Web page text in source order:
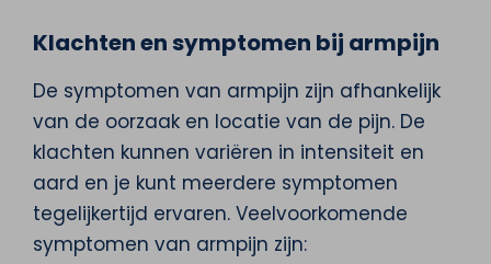
Klachten en symptomen bij armpijn
De symptomen van armpijn zijn afhankelijk
van de oorzaak en locatie van de pijn. De
klachten kunnen variëren in intensiteit en
aard en je kunt meerdere symptomen
tegelijkertijd ervaren. Veelvoorkomende
symptomen van armpijn zijn: